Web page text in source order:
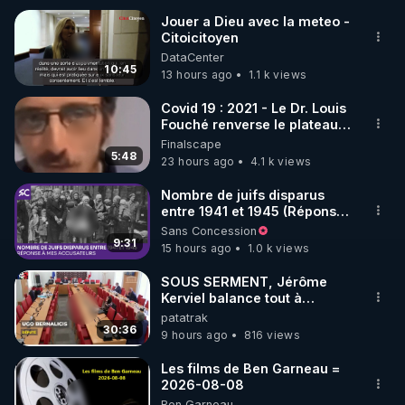
🌱 INSTAGRAM
https://www.instagram.com/rdlr_thierrycasasnovas/
http://rgnr.li/instagram
🌱 LA NEWSLETTER
Pour ne pas rater l’actualité RGNR (stages,
http://rgnr.li/news
🌱 VIDÉOS NON CENSURÉES SUR ODYSEE
Toutes les vidéos Youtube sont aussi sur la
http://rgnr.li/odysee
🌱 LES STAGES EN PRÉSENTIEL
10:45
Jouer a Dieu avec la meteo -
Citoicitoyen
DataCenter
13 hours ago
1.1 k views
5:48
Covid 19 : 2021 - Le Dr. Louis
Fouché renverse le plateau
de CNews !
Finalscape
23 hours ago
4.1 k views
9:31
Nombre de juifs disparus
entre 1941 et 1945 (Réponse
à mes accusateurs)
Sans Concession
15 hours ago
1.0 k views
30:36
SOUS SERMENT, Jérôme
Kerviel balance tout à
l'Assemblée !
patatrak
9 hours ago
816 views
Les films de Ben Garneau =
2026-08-08